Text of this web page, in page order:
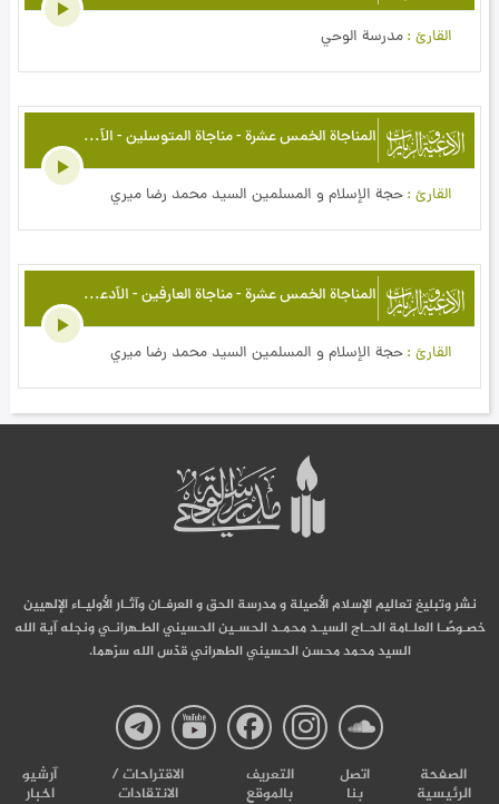
القارئ مدرسة الوحي
المناجاة الخمس عشرة - مناجاة المتوسلين - الأدعية والزيارات
القارئ حجة الإسلام و المسلمين السيد محمد رضا ميري
المناجاة الخمس عشرة - مناجاة العارفين - الأدعية والزيارات
القارئ حجة الإسلام و المسلمين السيد محمد رضا ميري
نشر وتبليغ تعاليم الإسلام الأصيلة و مدرسة الحق و العرفـان وآثـار الأوليـاء الإلهيين
خصـوصًـا العلـامة الحـاج السيـد محمـد الحسـين الحسيني الطـهرانـي ونجله آية الله
السيد محمد محسن الحسيني الطهراني قدّس الله سرّهما.
صفحة
صفحة
صفحة
صفحة
الصفحة
الرئيسية
اتصل
بنا
التعریف
بالموقع
الاقتراحات /
الانتقادات
آرشیو
اخبار